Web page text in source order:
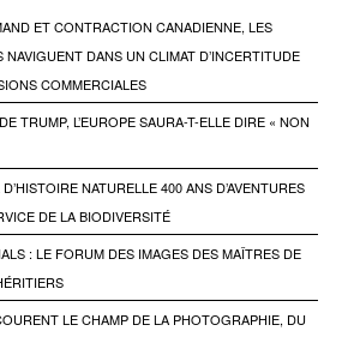
ET CONTRACTION CANADIENNE, LES
NAVIGUENT DANS UN CLIMAT D’INCERTITUDE
COMMERCIALES
TRUMP, L’EUROPE SAURA-T-ELLE DIRE « NON
NATURELLE 400 ANS D’AVENTURES
DE LA BIODIVERSITÉ
: LE FORUM DES IMAGES DES MAÎTRES DE
LE CHAMP DE LA PHOTOGRAPHIE, DU